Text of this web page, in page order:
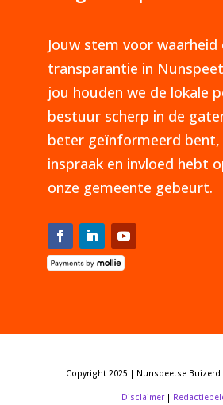
Jouw stem voor waarheid
transparantie in
jou houden we de lokale
bestuur scherp in de
beter geïnformeerd
inspraak en invloed hebt
onze gemeente gebeurt.
Copyright 2025 | Nunspeetse Buizerd
Disclaimer|